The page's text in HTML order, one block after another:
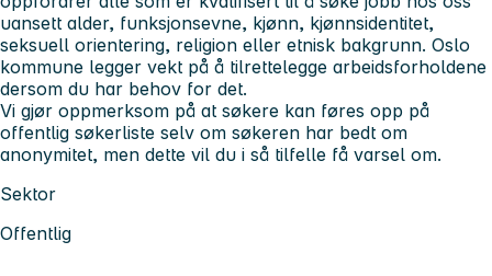
uansett alder, funksjonsevne, kjønn, kjønnsidentitet,
seksuell orientering, religion eller etnisk bakgrunn. Oslo
kommune legger vekt på å tilrettelegge arbeidsforholdene
dersom du har behov for det.
Vi gjør oppmerksom på at søkere kan føres opp på
offentlig søkerliste selv om søkeren har bedt om
anonymitet, men dette vil du i så tilfelle få varsel om.
Sektor
Offentlig